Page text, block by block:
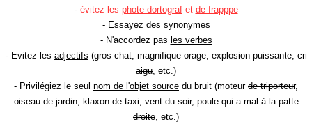
- évitez les phote dortografet de frapppe
- Essayez des synonymes
- N'accordez pas les verbes
- Evitez les adjectifs (groschat,magnifiqueorage, explosionpuissante, cri
aigu , etc.)
- Privilégiez le seul nom de l'objet source du bruit (moteur de triporteur,
oiseaude jardin, klaxonde taxi, ventdu soir, poulequi a mal à la patte
droite , etc.)